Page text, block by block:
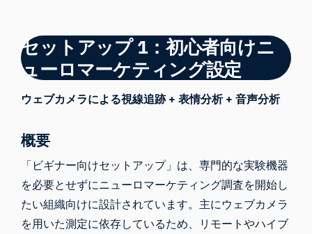
セットアップ 1：初心者向けニ
ューロマーケティング設定
ウェブカメラによる視線追跡 + 表情分析 + 音声分析
概要
「ビギナー向けセットアップ」は、専門的な実験機器
を必要とせずにニューロマーケティング調査を開始し
たい組織向けに設計されています。主にウェブカメラ
を用いた測定に依存しているため、リモートやハイブ